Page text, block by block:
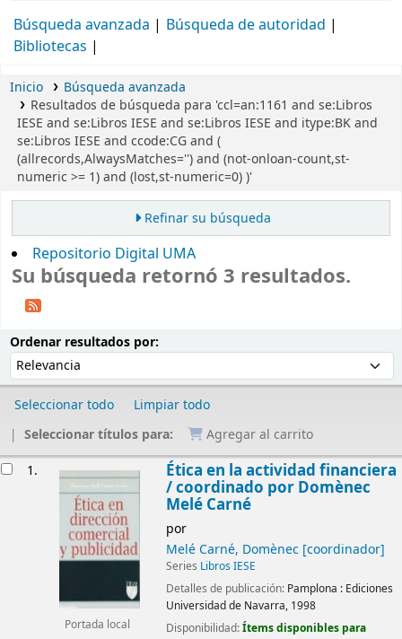
Búsqueda avanzada
Búsqueda de autoridad
Bibliotecas
Inicio
Búsqueda avanzada
Resultados de búsqueda para 'ccl=an:1161 and se:Libros
IESE and se:Libros IESE and se:Libros IESE and itype:BK and
se:Libros IESE and ccode:CG and (
(allrecords,AlwaysMatches='') and (not-onloan-count,st-
numeric >= 1) and (lost,st-numeric=0) )'
Refinar su búsqueda
Repositorio Digital UMA
Su búsqueda retornó 3 resultados.
Ordenar resultados por:
Seleccionar todo
Limpiar todo
Seleccionar títulos para:
Agregar al carrito
1.
Portada local
Ética en la actividad financiera
/coordinado por Domènec
Melé Carné
por
Melé Carné, Domènec[coordinador]
Series Libros IESE
Detalles de publicación: Pamplona : Ediciones
Universidad de Navarra, 1998
Disponibilidad:Ítems disponibles para